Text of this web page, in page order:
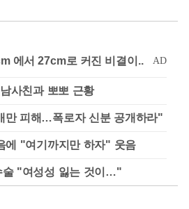
사친과 뽀뽀 근황
만 피해…폭로자 신분 공개하라"
에 "여기까지만 하자" 웃음
술 "여성성 잃는 것이…"